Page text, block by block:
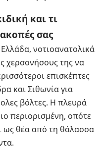
και τι
σας
νοτιοανατολικά
χερσονήσους της να
επισκέπτες
και Σιθωνία για
βόλτες. Η πλευρά
περιορισμένη, οπότε
ως θέα από τη θάλασσα